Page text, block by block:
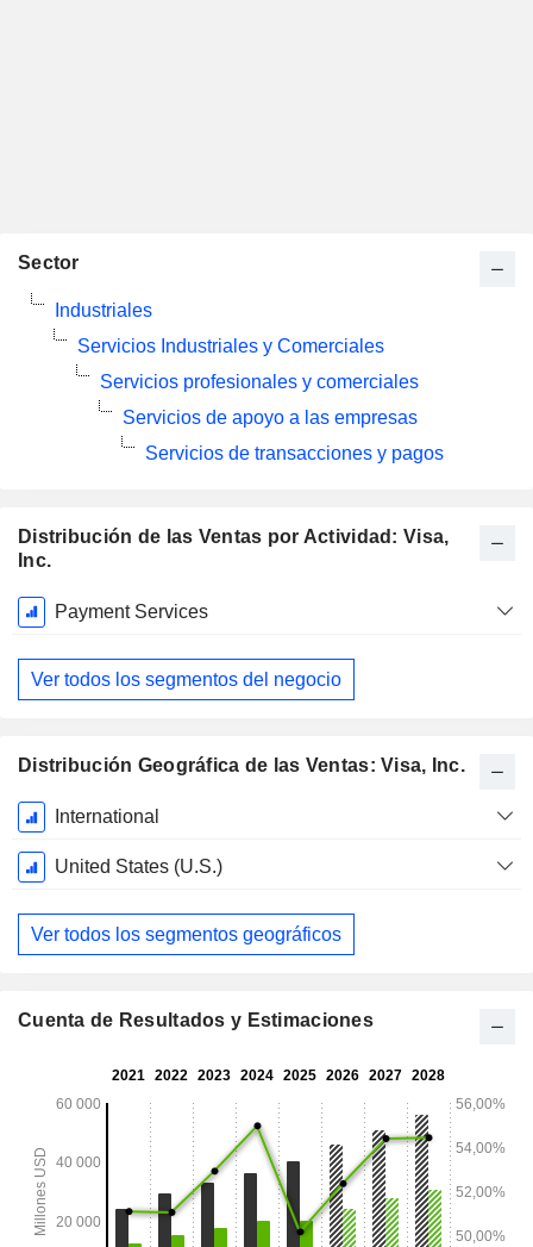
Distribución de las Ventas por Actividad: Visa,
Inc.
Período
fiscal:
Septiembre
Payment Services
Ver todos los segmentos del negocio
Distribución Geográfica de las Ventas: Visa, Inc.
Período
fiscal:
Septiembre
International
United States (U.S.)
Ver todos los segmentos geográficos
Sector
Industriales
Servicios Industriales y Comerciales
Servicios profesionales y comerciales
Servicios de apoyo a las empresas
Servicios de transacciones y pagos
Cuenta de Resultados y Estimaciones